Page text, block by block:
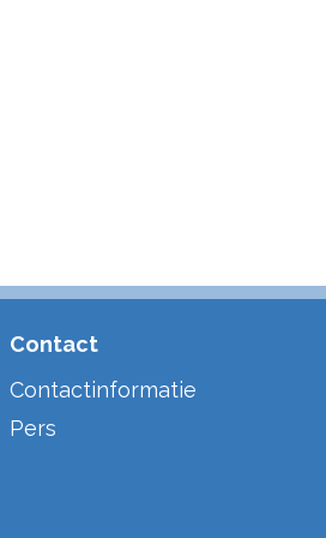
Contact
Contactinformatie
Pers